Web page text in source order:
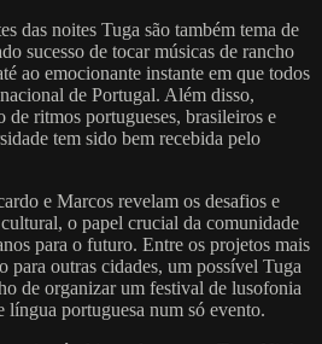
das noites Tuga são também tema de
sucesso de tocar músicas de rancho
ao emocionante instante em que todos
de Portugal. Além disso,
de ritmos portugueses, brasileiros e
tem sido bem recebida pelo
e Marcos revelam os desafios e
o papel crucial da comunidade
para o futuro. Entre os projetos mais
para outras cidades, um possível Tuga
de organizar um festival de lusofonia
língua portuguesa num só evento.